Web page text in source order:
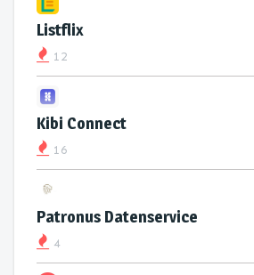
Listflix
12
Kibi Connect
16
Patronus Datenservice
4